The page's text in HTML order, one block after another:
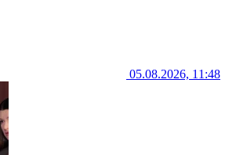
05.08.2026, 11:48